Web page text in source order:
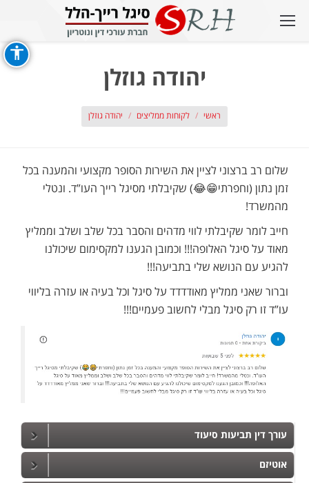
יהודה גוזלן
ראשי לקוחות ממליצים יהודה גוזלן
שלום רב ברצוני לציין את השירות הסופר מקצועי והמענה בכל
זמן נתון (וחפרתי😁😂) שקיבלתי מסיגל רייך העו”ד. ונטלי
מהמשרד!
חייב לומר שקיבלתי לווי מדהים והסבר בכל שלב ושלב וממליץ
מאוד על סיגל האלופה!!! וכמובן הגענו למקסימום שיכולנו
להגיע עם הנושא שלי בתביעה!!!
וברור שאני ממליץ מאודדדד על סיגל וכל בעיה או עזרה בליווי
עו”ד זו רק סיגל מבלי לחשוב פעמיים!!!
עורך דין תביעות סיעוד
אוטיזם